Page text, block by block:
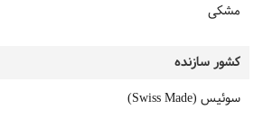
مشکی
کشور سازنده
سوئیس (Swiss Made)